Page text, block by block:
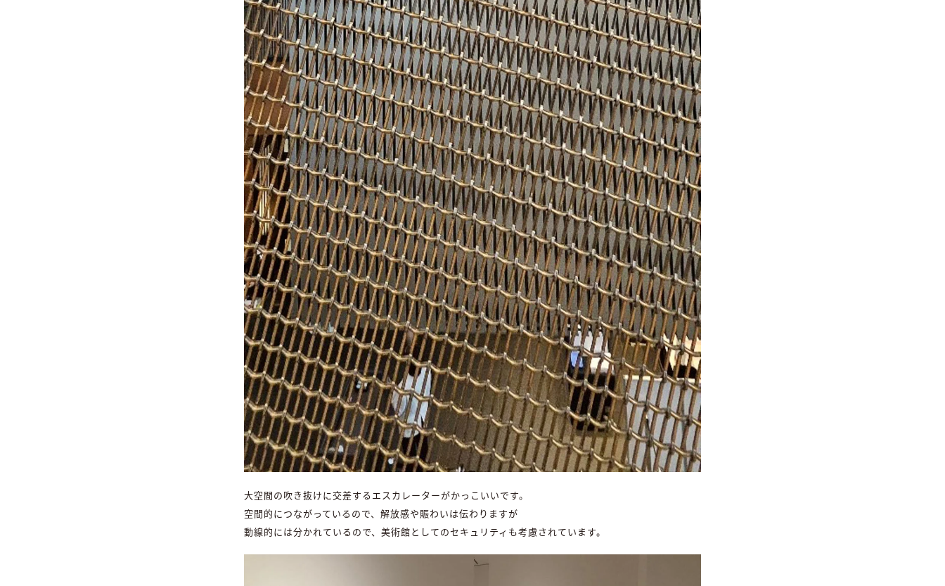
大空間の吹き抜けに交差するエスカレーターがかっこいいです。
空間的につながっているので、解放感や賑わいは伝わりますが
動線的には分かれているので、美術館としてのセキュリティも考慮されています。